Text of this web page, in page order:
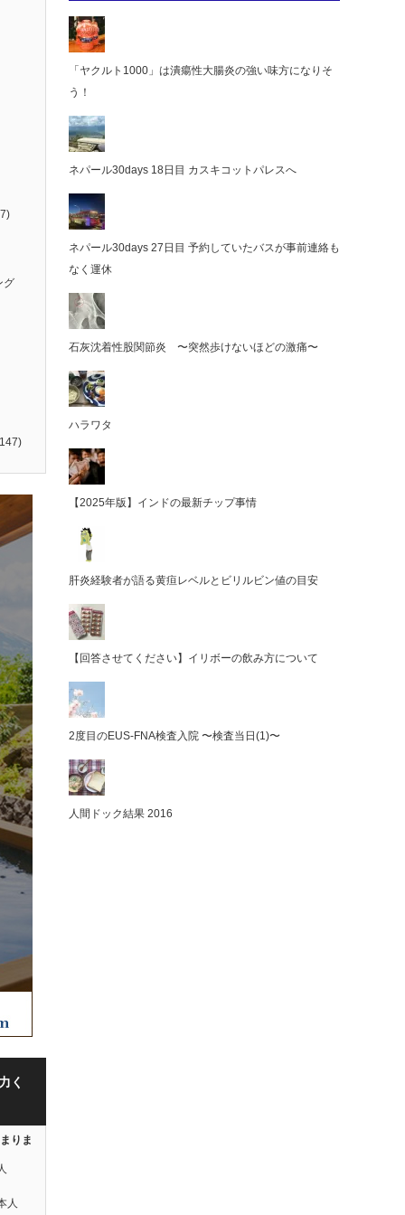
グ
く
りま
人
「ヤクルト1000」は潰瘍性大腸炎の強い味方になりそ
う！
ネパール30days 18日目 カスキコットパレスへ
ネパール30days 27日目 予約していたバスが事前連絡も
なく運休
石灰沈着性股関節炎 〜突然歩けないほどの激痛〜
ハラワタ
【2025年版】インドの最新チップ事情
肝炎経験者が語る黄疸レベルとビリルビン値の目安
【回答させてください】イリボーの飲み方について
2度目のEUS-FNA検査入院 〜検査当日(1)〜
人間ドック結果 2016